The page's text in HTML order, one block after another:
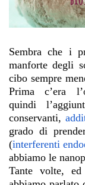
Sembra che i
manforte degli
cibo sempre
Prima c’era
quindi
conservanti,
grado di
(interferenti
abbiamo le
Tante volte,